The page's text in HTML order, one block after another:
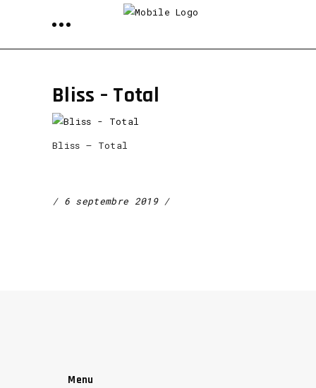
Bliss – Total
Bliss – Total
6 septembre 2019
Menu